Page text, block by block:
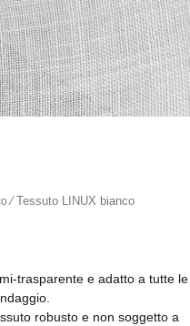
∕Tessuto LINUX bianco
trasparente e adatto a tutte le
robusto e non soggetto a